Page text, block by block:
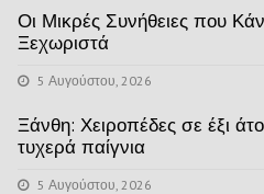
Οι Μικρές Συνήθειες που
Ξεχωριστά
5 Αυγούστου, 2026
Ξάνθη: Χειροπέδες σε έξι
τυχερά παίγνια
5 Αυγούστου, 2026